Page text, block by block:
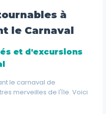
à
le Carnaval
et d'excursions
le carnaval de
merveilles de l'île. Voici